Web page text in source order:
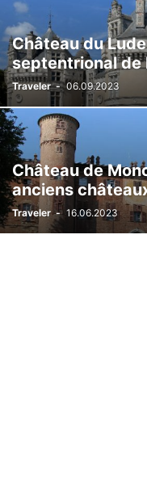
Château du
septentrional de
Traveler - 06.09.2023
Château de
anciens
Traveler - 16.06.2023